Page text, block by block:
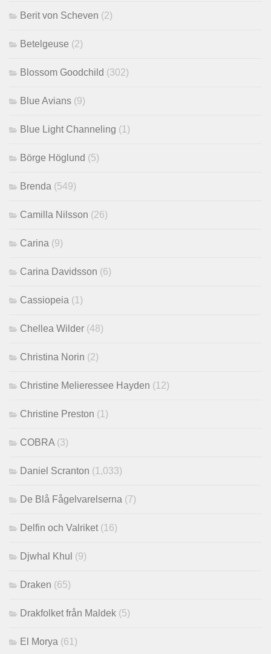
Berit von Scheven (2)
Betelgeuse (2)
Blossom Goodchild (302)
Blue Avians (9)
Blue Light Channeling (1)
Börge Höglund (5)
Brenda (549)
Camilla Nilsson (26)
Carina (9)
Carina Davidsson (6)
Cassiopeia (1)
Chellea Wilder (48)
Christina Norin (2)
Christine Melieressee Hayden (12)
Christine Preston (1)
COBRA (3)
Daniel Scranton (1,033)
De Blå Fågelvarelserna (7)
Delfin och Valriket (16)
Djwhal Khul (9)
Draken (65)
Drakfolket från Maldek (5)
El Morya (61)